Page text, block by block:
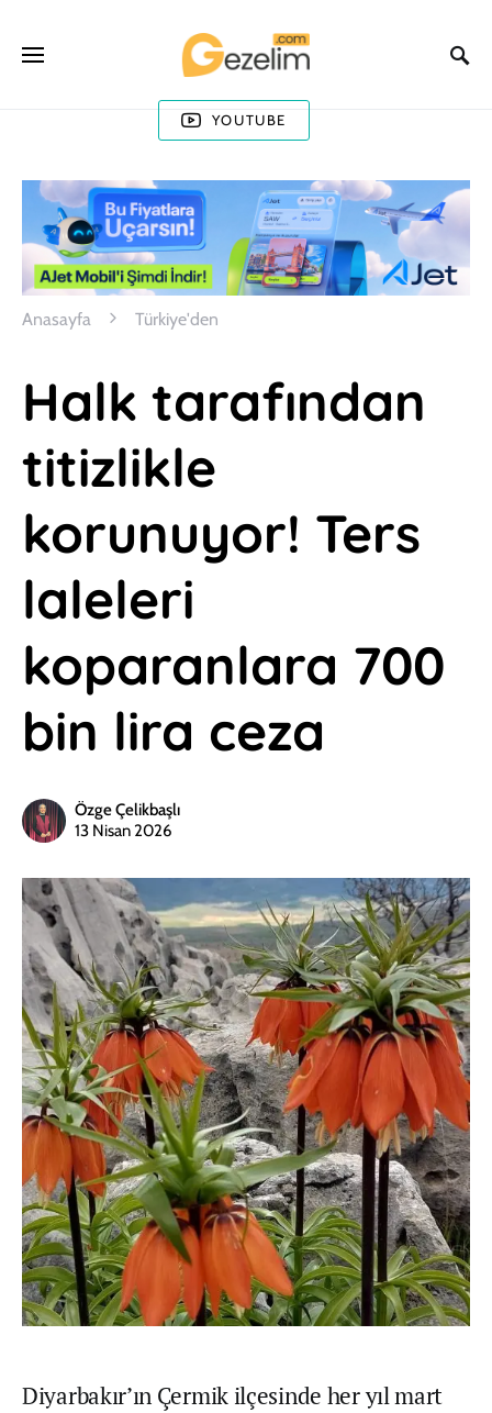
YOUTUBE
Anasayfa Türkiye'den
Halk tarafından
titizlikle
korunuyor! Ters
laleleri
koparanlara 700
bin lira ceza
Özge Çelikbaşlı
13 Nisan 2026
Diyarbakır’ın Çermik ilçesinde her yıl mart